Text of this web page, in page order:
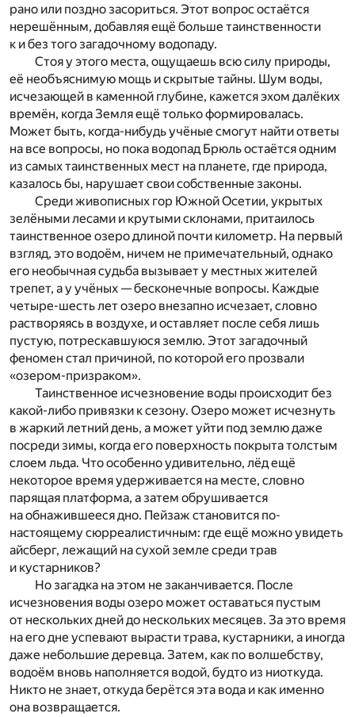
рано или поздно засориться. Этот вопрос остаётся
нерешённым, добавляя ещё больше таинственности
к и без того загадочному водопаду.
Стоя у этого места, ощущаешь всю силу природы,
её необъяснимую мощь и скрытые тайны. Шум воды,
исчезающей в каменной глубине, кажется эхом далёких
времён, когда Земля ещё только формировалась.
Может быть, когда-нибудь учёные смогут найти ответы
на все вопросы, но пока водопад Брюль остаётся одним
из самых таинственных мест на планете, где природа,
казалось бы, нарушает свои собственные законы.
Среди живописных гор Южной Осетии, укрытых
зелёными лесами и крутыми склонами, притаилось
таинственное озеро длиной почти километр. На первый
взгляд, это водоём, ничем не примечательный, однако
его необычная судьба вызывает у местных жителей
трепет, а у учёных — бесконечные вопросы. Каждые
четыре-шесть лет озеро внезапно исчезает, словно
растворяясь в воздухе, и оставляет после себя лишь
пустую, потрескавшуюся землю. Этот загадочный
феномен стал причиной, по которой его прозвали
«озером-призраком».
Таинственное исчезновение воды происходит без
какой-либо привязки к сезону. Озеро может исчезнуть
в жаркий летний день, а может уйти под землю даже
посреди зимы, когда его поверхность покрыта толстым
слоем льда. Что особенно удивительно, лёд ещё
некоторое время удерживается на месте, словно
парящая платформа, а затем обрушивается
на обнажившееся дно. Пейзаж становится по-
настоящему сюрреалистичным: где ещё можно увидеть
айсберг, лежащий на сухой земле среди трав
и кустарников?
Но загадка на этом не заканчивается. После
исчезновения воды озеро может оставаться пустым
от нескольких дней до нескольких месяцев. За это время
на его дне успевают вырасти трава, кустарники, а иногда
даже небольшие деревца. Затем, как по волшебству,
водоём вновь наполняется водой, будто из ниоткуда.
Никто не знает, откуда берётся эта вода и как именно
она возвращается.